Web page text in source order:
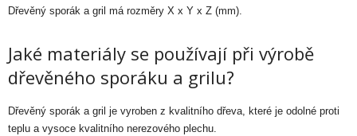
Dřevěný sporák a gril má rozměry X x Y x Z (mm).
Jaké materiály se používají při výrobě
dřevěného sporáku a grilu?
Dřevěný sporák a gril je vyroben z kvalitního dřeva, které je odolné proti
teplu a vysoce kvalitního nerezového plechu.